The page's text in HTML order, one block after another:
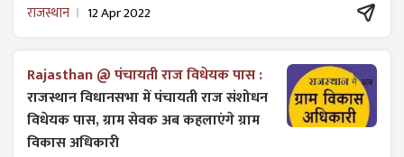
राजस्थान 12 Apr 2022
Rajasthan @ पंचायती राज विधेयक पास :
राजस्थान विधानसभा में पंचायती राज ​संशोधन
विधेयक पास, ग्राम सेवक अब कहलाएंगे ग्राम
विकास अधिकारी